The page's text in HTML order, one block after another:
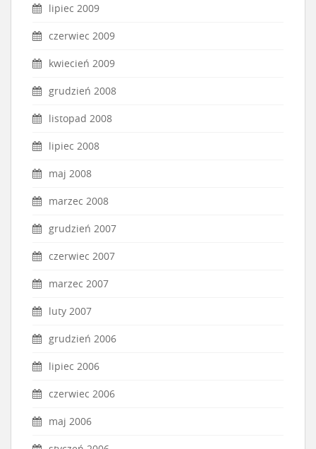
lipiec 2009
czerwiec 2009
kwiecień 2009
grudzień 2008
listopad 2008
lipiec 2008
maj 2008
marzec 2008
grudzień 2007
czerwiec 2007
marzec 2007
luty 2007
grudzień 2006
lipiec 2006
czerwiec 2006
maj 2006